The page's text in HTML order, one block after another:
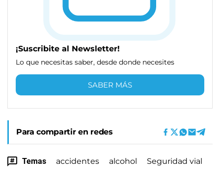
¡Suscribite al Newsletter!
Lo que necesitas saber, desde donde necesites
SABER MÁS
Para compartir en redes
Temas accidentes alcohol Seguridad vial